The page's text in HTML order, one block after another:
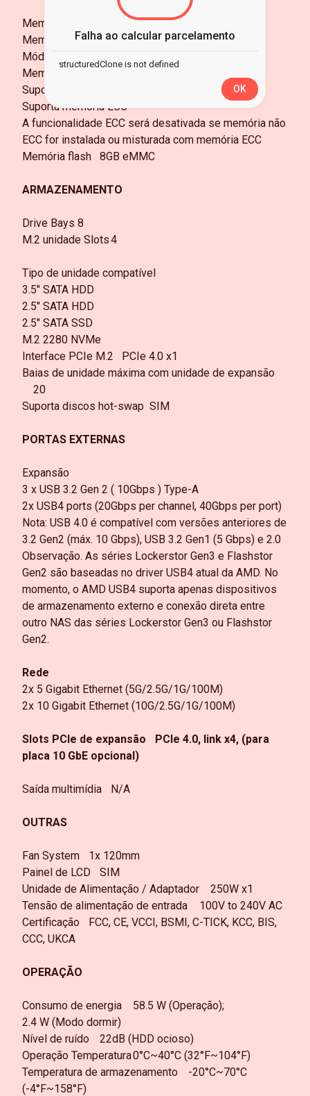
Memória expansível até 64GB
Memória
16GB ECC DDR5-4800 SO-DIMM
Módulo de memória pré-instalado
Memória Slots total
Suporta capacidade mista
Suporta memória ECC
A funcionalidade ECC será desativada se memória não
ECC for instalada ou misturada com memória ECC
Memória flash
8GB eMMC
ARMAZENAMENTO
Drive Bays 8
M.2 unidade Slots4
Tipo de unidade compatível
3.5" SATA HDD
2.5" SATA HDD
2.5" SATA SSD
M.2 2280 NVMe
Interface PCIe M.2
PCIe 4.0 x1
Baias de unidade máxima com unidade de expansão
20
Suporta discos hot-swap SIM
PORTAS EXTERNAS
Expansão
3 x USB 3.2 Gen 2 ( 10Gbps ) Type-A
2x USB4 ports (20Gbps per channel, 40Gbps per port)
Nota: USB 4.0 é compatível com versões anteriores de
3.2 Gen2 (máx. 10 Gbps), USB 3.2 Gen1 (5 Gbps) e 2.0
Observação. As séries Lockerstor Gen3 e Flashstor
Gen2 são baseadas no driver USB4 atual da AMD. No
momento, o AMD USB4 suporta apenas dispositivos
de armazenamento externo e conexão direta entre
outro NAS das séries Lockerstor Gen3 ou Flashstor
Gen2.
Rede
2x 5 Gigabit Ethernet (5G/2.5G/1G/100M)
2x 10 Gigabit Ethernet (10G/2.5G/1G/100M)
Slots PCIe de expansão
PCIe 4.0, link x4, (para
placa 10 GbE opcional)
Saída multimídia N/A
OUTRAS
Fan System
1x 120mm
Painel de LCD
SIM
Unidade de Alimentação / Adaptador
250W x1
Tensão de alimentação de entrada
100V to 240V AC
Certificação
FCC, CE, VCCI, BSMI, C-TICK, KCC, BIS,
CCC, UKCA
OPERAÇÃO
Consumo de energia
58.5 W (Operação);
2.4 W (Modo dormir)
Nível de ruído
22dB (HDD ocioso)
Operação Temperatura0°C~40°C (32°F~104°F)
Temperatura de armazenamento
-20°C~70°C
(-4°F~158°F)
Falha ao calcular parcelamento
structuredClone is not defined
OK